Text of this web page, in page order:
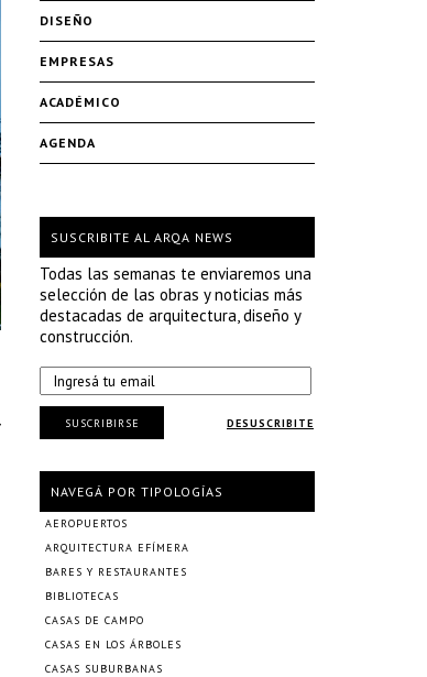
DISEÑO
EMPRESAS
ACADÉMICO
AGENDA
SUSCRIBITE AL ARQA NEWS
Todas las semanas te enviaremos una
selección de las obras y noticias más
destacadas de arquitectura, diseño y
construcción.
DESUSCRIBITE
SUSCRIBIRSE
NAVEGÁ POR TIPOLOGÍAS
AEROPUERTOS
ARQUITECTURA EFÍMERA
BARES Y RESTAURANTES
BIBLIOTECAS
CASAS DE CAMPO
CASAS EN LOS ÁRBOLES
CASAS SUBURBANAS